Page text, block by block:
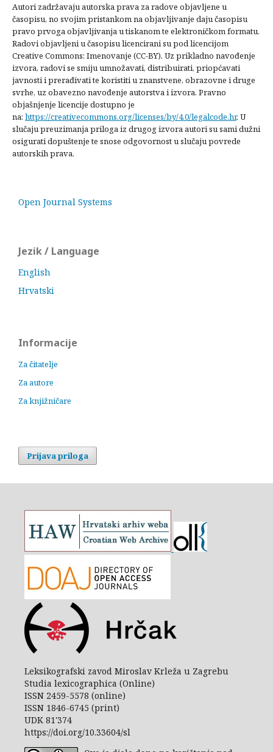
Autori zadržavaju autorska prava za radove objavljene u
časopisu, no svojim pristankom na objavljivanje daju časopisu
pravo prvoga objavljivanja u tiskanom te elektroničkom formatu.
Radovi objavljeni u časopisu licencirani su pod licencijom
Creative Commons: Imenovanje (CC-BY). Uz prikladno navođenje
izvora, radovi se smiju umnožavati, distribuirati, priopćavati
javnosti i prerađivati te koristiti u znanstvene, obrazovne i druge
svrhe, uz obavezno navođenje autorstva i izvora. Pravno
objašnjenje licencije dostupno je
na: https://creativecommons.org/licenses/by/4.0/legalcode.hr. U
slučaju preuzimanja priloga iz drugog izvora autori su sami dužni
osigurati dopuštenje te snose odgovornost u slučaju povrede
autorskih prava.
Open Journal Systems
Jezik / Language
English
Hrvatski
Informacije
Za čitatelje
Za autore
Za knjižničare
Prijava priloga
Leksikografski zavod Miroslav Krleža u Zagrebu
Studia lexicographica (Online)
ISSN 2459-5578 (online)
ISSN 1846-6745 (print)
UDK 81'374
https://doi.org/10.33604/sl